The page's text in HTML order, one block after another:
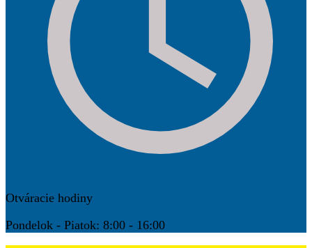
Otváracie hodiny
Pondelok - Piatok: 8:00 - 16:00